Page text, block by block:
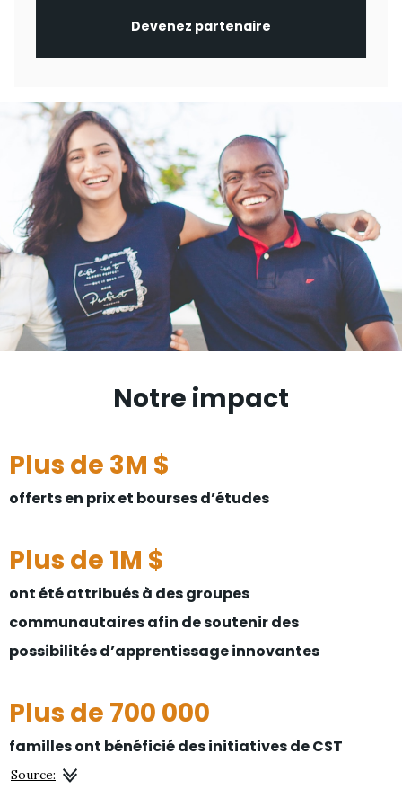
Devenez partenaire
Notre impact
Plus de 3M $
offerts en prix et bourses d’études
Plus de 1M $
ont été attribués à des groupes
communautaires afin de soutenir des
possibilités d’apprentissage innovantes
Plus de 700 000
familles ont bénéficié des initiatives de CST
Source: